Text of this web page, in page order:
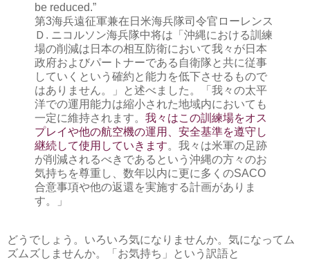
be reduced.”
第3海兵遠征軍兼在日米海兵隊司令官ローレンス
Ｄ. ニコルソン海兵隊中将は「沖縄における訓練
場の削減は日本の相互防衛において我々が日本
政府およびパートナーである自衛隊と共に従事
していくという確約と能力を低下させるもので
はありません。」と述べました。「我々の太平
洋での運用能力は縮小された地域内においても
一定に維持されます。 我々はこの訓練場をオス
プレイや他の航空機の運用、安全基準を遵守し
継続して使用していきます。我々は米軍の足跡
が削減されるべきであるという沖縄の方々のお
気持ちを尊重し、数年以内に更に多くのSACO
合意事項や他の返還を実施する計画がありま
す。」
どうでしょう。いろいろ気になりませんか。気になってム
ズムズしませんか。「お気持ち」という訳語と